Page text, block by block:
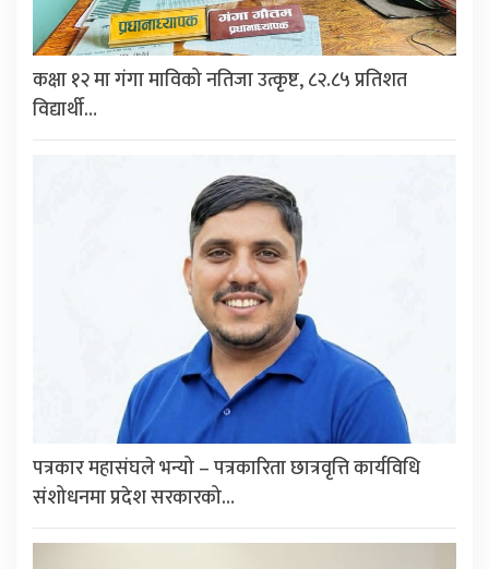
कक्षा १२ मा गंगा माविको नतिजा उत्कृष्ट, ८२.८५ प्रतिशत
विद्यार्थी…
पत्रकार महासंघले भन्यो – पत्रकारिता छात्रवृत्ति कार्यविधि
संशोधनमा प्रदेश सरकारको…